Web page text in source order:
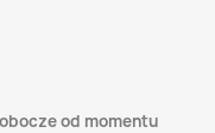
od momentu